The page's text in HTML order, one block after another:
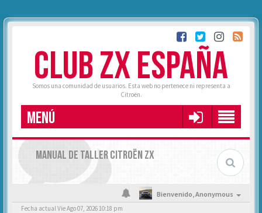
CLUB ZX ESPAÑA
Somos una comunidad de usuarios. Esta web no pertenece ni representa a
Citroën.
MENÚ
MANUAL DE TALLER CITROËN ZX
Bienvenido,Anonymous
Fecha actual Vie Ago 07, 2026 10:18 pm